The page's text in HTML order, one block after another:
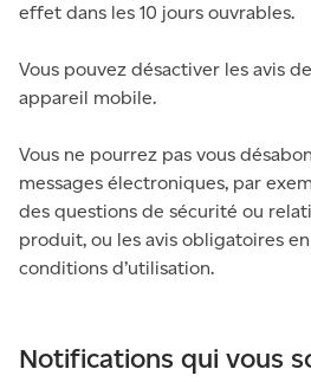
effet dans les 10 jours ouvrables.
Vous pouvez désactiver les avis
appareil mobile.
Vous ne pourrez pas vous
messages électroniques, par
des questions de sécurité ou
produit, ou les avis obligatoires
conditions d’utilisation.
Notifications qui vous